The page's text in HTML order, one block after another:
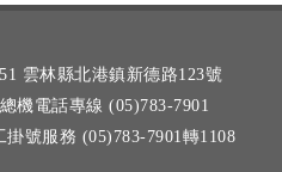
雲林縣北港鎮新德路123號
機電話專線 (05)783-7901
號服務 (05)783-7901轉1108